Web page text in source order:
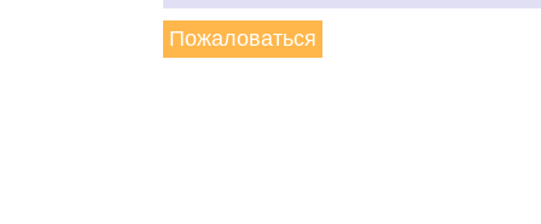
Пожаловаться